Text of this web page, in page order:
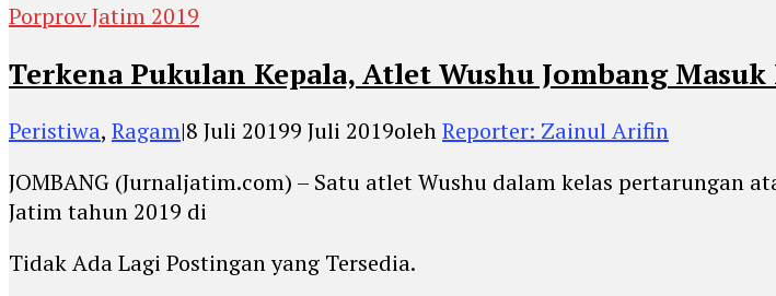
Porprov Jatim 2019
Terkena Pukulan Kepala, Atlet Wushu Jombang
Peristiwa, Ragam|8 Juli 20199 Juli 2019olehReporter: Zainul Arifin
JOMBANG (Jurnaljatim.com) – Satu atlet Wushu dalam kelas pertarungan
Jatim tahun 2019 di
Tidak Ada Lagi Postingan yang Tersedia.